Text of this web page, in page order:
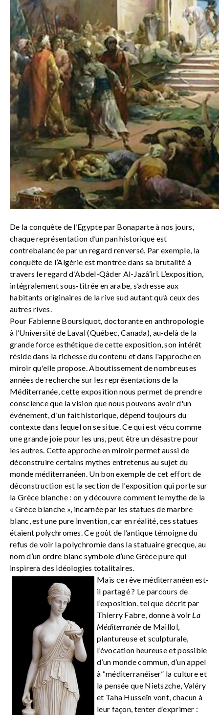
De la conquête de l’Egypte par Bonaparte à nos jours,
chaque représentation d’un pan historique est
contrebalancée par un regard renversé. Par exemple, la
conquête de l’Algérie est montrée dans sa brutalité à
travers le regard d’Abdel-Qâder Al-Jazâ’irî. L’exposition,
intégralement sous-titrée en arabe, s’adresse aux
habitants originaires de la rive sud autant qu’à ceux des
autres rives.
Pour Fabienne Boursiquot, doctorante en anthropologie
à l’Université de Laval (Québec, Canada), au-delà de la
grande force esthétique de cette exposition, son intérêt
réside dans la richesse du contenu et dans l'approche en
miroir qu'elle propose. Aboutissement de nombreuses
années de recherche sur les représentations de la
Méditerranée, cette exposition nous permet de prendre
conscience que la vision que nous pouvons avoir d'un
événement, d'un fait historique, dépend toujours du
contexte dans lequel on se situe. Ce qui est vécu comme
une grande joie pour les uns, peut être un désastre pour
les autres. Cette approche en miroir permet aussi de
déconstruire certains mythes entretenus au sujet du
monde méditerranéen. Un bon exemple de cet effort de
déconstruction est la section de l'exposition qui porte sur
la Grèce blanche : on y découvre comment le mythe de la
« Grèce blanche », incarnée par les statues de marbre
blanc, est une pure invention, car en réalité, ces statues
étaient polychromes. Ce goût de l’antique témoigne du
refus de voir la polychromie dans la statuaire grecque, au
nom d’un ordre blanc symbole d’une Grèce pure qui
inspirera des idéologies totalitaires.
Mais ce rêve méditerranéen est-
il partagé ? Le parcours de
l’exposition, tel que décrit par
Thierry Fabre, donne à voir La
Méditerranée de Maillol,
plantureuse et sculpturale,
l’évocation heureuse et possible
d’un monde commun, d’un appel
à “méditerranéiser” la culture et
la pensée que Nietszche, Valéry
et Taha Husseîn vont, chacun à
leur façon, tenter d’exprimer :